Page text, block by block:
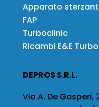
Apparato
FAP
Turboclinic
Ricambi E&E Turbo
DEPROS S.R.L.
Via A. De Gasperi,